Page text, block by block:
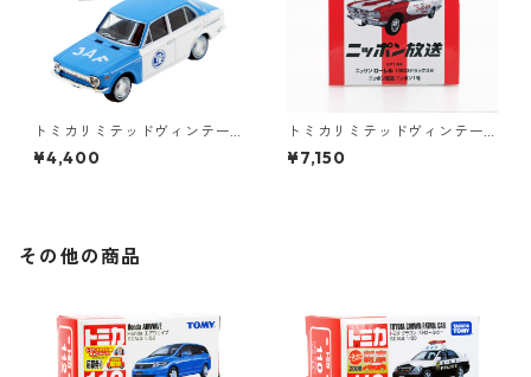
トミカリミテッドヴィンテー
ジ LV-142b トヨタ カローラ 11
00 4ドア セダン JAFサービ
¥4,400
トミカリミテッドヴィンテー
ジ LV-Ra03 昭和のラジオデイ
ズ 03 ニッポン放送 ニッサン
¥7,150
その他の商品